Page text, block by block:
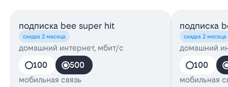
подписка bee super hit
скидка 2 месяца
домашний интернет, мбит/с
100
500
мобильная связь
подписка
скидка 2 месяца
домашний
100
мобильная